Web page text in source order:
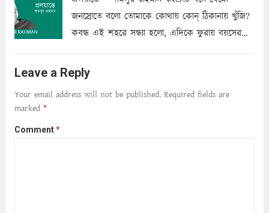
জনস্রোতে বলো তোমাকে কোথায় কোন্‌ ঠিকানায় খুঁজি?
কবন্ধ এই শহরে সন্ধ্যা হলো, এদিকে ফুরায় বয়সের
আমার শরীরে সখ্য গড়ে, তোমার গহন ঊর্মিল যৌবন
আনে আশ্বন...
Leave a Reply
Your email address will not be published. Required fields are
marked *
Comment*